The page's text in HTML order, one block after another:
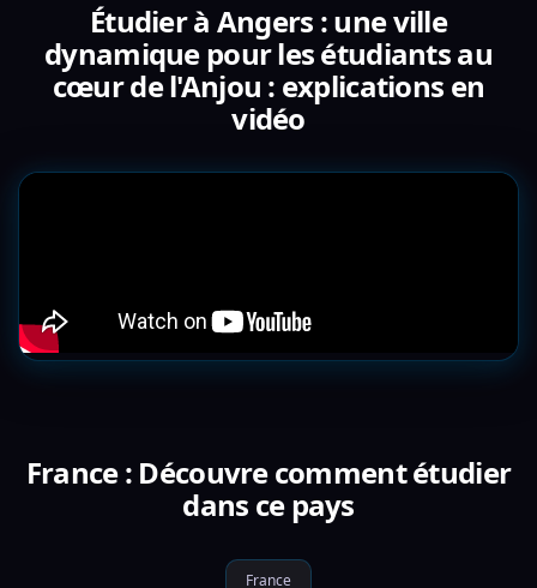
Étudier à Angers : une ville
dynamique pour les étudiants au
cœur de l'Anjou : explications en
vidéo
France : Découvre comment étudier
dans ce pays
France